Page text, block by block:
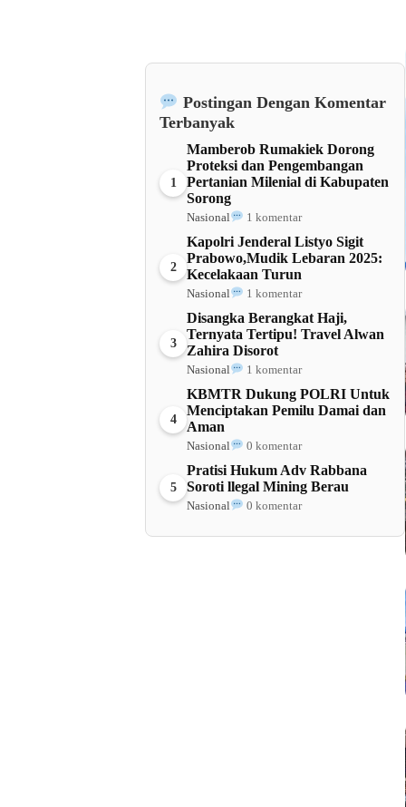
Postingan Dengan Komentar
Terbanyak
1
Mamberob Rumakiek Dorong
Proteksi dan Pengembangan
Pertanian Milenial di Kabupaten
Sorong
Nasional 1 komentar
2
Kapolri Jenderal Listyo Sigit
Prabowo,Mudik Lebaran 2025:
Kecelakaan Turun
Nasional 1 komentar
3
Disangka Berangkat Haji,
Ternyata Tertipu! Travel Alwan
Zahira Disorot
Nasional 1 komentar
4
KBMTR Dukung POLRI Untuk
Menciptakan Pemilu Damai dan
Aman
Nasional 0 komentar
5
Pratisi Hukum Adv Rabbana
Soroti llegal Mining Berau
Nasional 0 komentar